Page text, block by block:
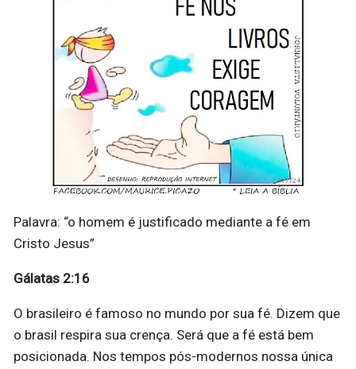
Palavra: “o homem é justificado mediante a fé em
Cristo Jesus”
Gálatas 2:16
O brasileiro é famoso no mundo por sua fé. Dizem que
o brasil respira sua crença. Será que a fé está bem
posicionada. Nos tempos pós-modernos nossa única